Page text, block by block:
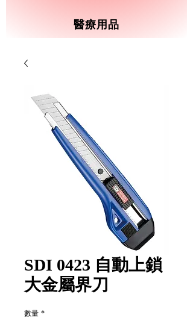
醫療用品
SDI 0423 自動上鎖
大金屬界刀
數量 *